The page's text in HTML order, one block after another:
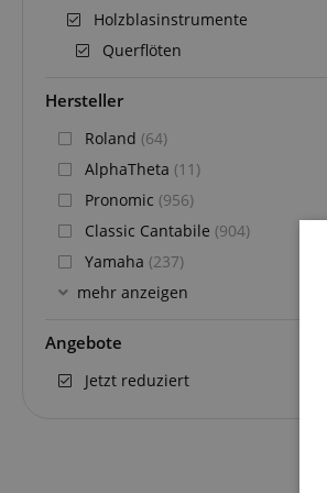
Holzblasinstrumente
Querflöten
Hersteller
Roland (64)
AlphaTheta (11)
Pronomic (956)
Classic Cantabile (904)
Yamaha (237)
mehr anzeigen
Angebote
Jetzt reduziert